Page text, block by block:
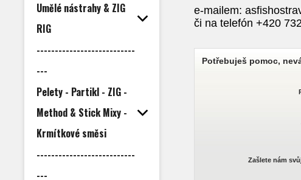
Umělé nástrahy & ZIG
RIG
---------------------------
---
Pelety - Partikl - ZIG -
Method & Stick Mixy -
Krmítkové směsi
---------------------------
---
e-mailem:
či na telefón +420
Potřebuješ pomoc,
Zašlete nám